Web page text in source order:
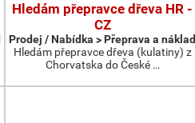
Hledám přepravce dřeva HR -
CZ
Prodej / Nabídka > Přeprava a náklad
Hledám přepravce dřeva (kulatiny) z
Chorvatska do České …